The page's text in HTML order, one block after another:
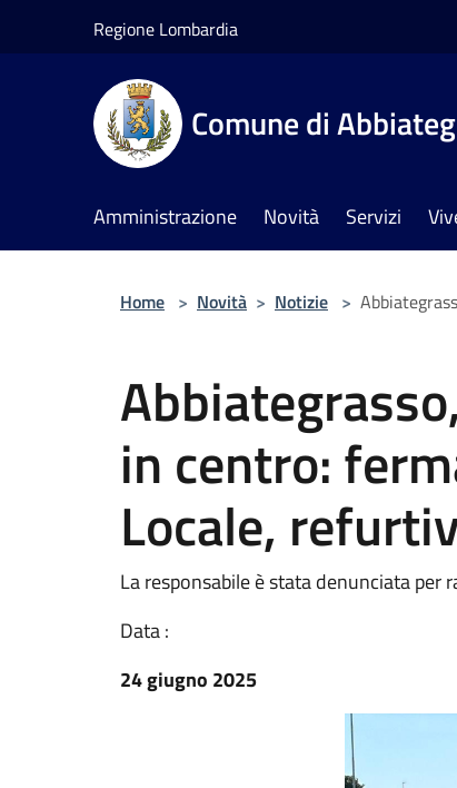
Regione Lombardia
Comune di
Amministrazione Novità Servizi
Home > Novità > Notizie >
in centro:
Locale,
La responsabile è stata denunciata per
Data :
24 giugno 2025